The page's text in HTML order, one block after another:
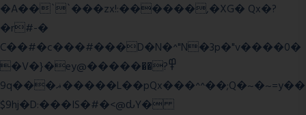
�A��``���zx!:������,�XG� Qx�?
�r#-�
C��#�c���#���D�N�^"N�3p�"v����0�
�V�}�ey@�����߾?��
9q���ޣ�����L��pQx���^^��;Q�~�~=y��
$9hj�D:���IS�#�<@ԃY�